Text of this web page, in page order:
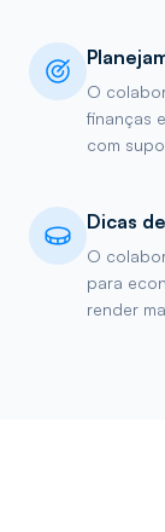
O
finanças
com
Dicas
O
para
render